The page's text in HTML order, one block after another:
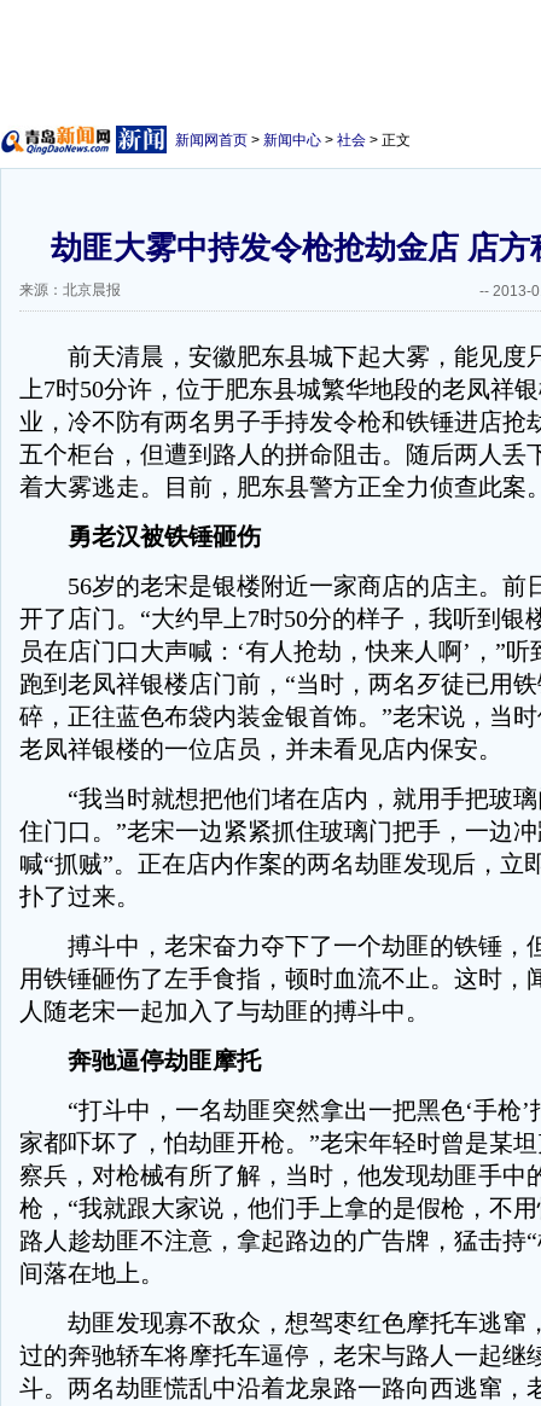
新闻网首页 > 新闻中心 > 社会 > 正文
劫匪大雾中持发令枪抢劫金店 店方
来源：北京晨报 -- 2013-
前天清晨，安徽肥东县城下起大雾，能见度
上7时50分许，位于肥东县城繁华地段的老凤祥
业，冷不防有两名男子手持发令枪和铁锤进店抢
五个柜台，但遭到路人的拼命阻击。随后两人丢
着大雾逃走。目前，肥东县警方正全力侦查此案
勇老汉被铁锤砸伤
56岁的老宋是银楼附近一家商店的店主。前
开了店门。“大约早上7时50分的样子，我听到银
员在店门口大声喊：‘有人抢劫，快来人啊’，”
跑到老凤祥银楼店门前，“当时，两名歹徒已用
碎，正往蓝色布袋内装金银首饰。”老宋说，当
老凤祥银楼的一位店员，并未看见店内保安。
“我当时就想把他们堵在店内，就用手把玻璃
住门口。”老宋一边紧紧抓住玻璃门把手，一边
喊“抓贼”。正在店内作案的两名劫匪发现后，立
扑了过来。
搏斗中，老宋奋力夺下了一个劫匪的铁锤，
用铁锤砸伤了左手食指，顿时血流不止。这时，
人随老宋一起加入了与劫匪的搏斗中。
奔驰逼停劫匪摩托
“打斗中，一名劫匪突然拿出一把黑色‘手枪’
家都吓坏了，怕劫匪开枪。”老宋年轻时曾是某
察兵，对枪械有所了解，当时，他发现劫匪手中
枪，“我就跟大家说，他们手上拿的是假枪，不
路人趁劫匪不注意，拿起路边的广告牌，猛击持
间落在地上。
劫匪发现寡不敌众，想驾枣红色摩托车逃窜
过的奔驰轿车将摩托车逼停，老宋与路人一起继
斗。两名劫匪慌乱中沿着龙泉路一路向西逃窜，